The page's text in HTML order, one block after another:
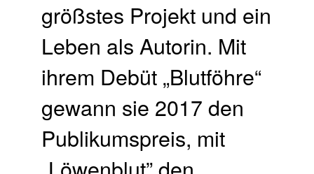
größstes Projekt und ein
Leben als Autorin. Mit
ihrem Debüt „Blutföhre“
gewann sie 2017 den
Publikumspreis, mit